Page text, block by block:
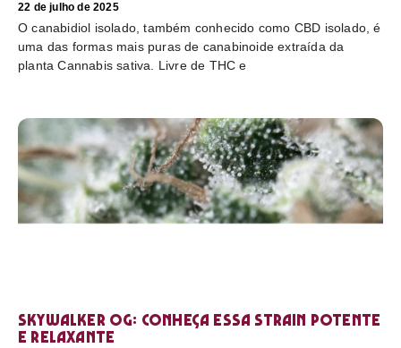
22 de julho de 2025
O canabidiol isolado, também conhecido como CBD isolado, é
uma das formas mais puras de canabinoide extraída da
planta Cannabis sativa. Livre de THC e
Skywalker OG: conheça essa strain potente
e relaxante